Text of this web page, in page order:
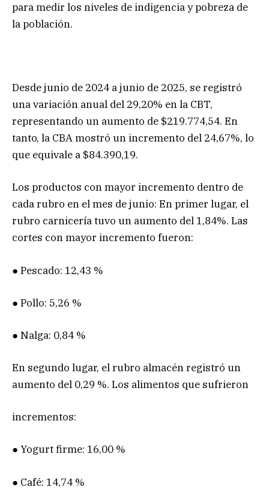
para medir los niveles de indigencia y pobreza de
la población.
Desde junio de 2024 a junio de 2025, se registró
una variación anual del 29,20% en la CBT,
representando un aumento de $219.774,54. En
tanto, la CBA mostró un incremento del 24,67%, lo
que equivale a $84.390,19.
Los productos con mayor incremento dentro de
cada rubro en el mes de junio: En primer lugar, el
rubro carnicería tuvo un aumento del 1,84%. Las
cortes con mayor incremento fueron:
● Pescado: 12,43 %
● Pollo: 5,26 %
● Nalga: 0,84 %
En segundo lugar, el rubro almacén registró un
aumento del 0,29 %. Los alimentos que sufrieron
incrementos:
● Yogurt firme: 16,00 %
● Café: 14,74 %